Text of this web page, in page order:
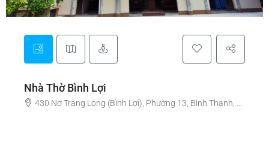
Nhà Thờ Bình Lợi
430 Nơ Trang Long (Bình Lợi), Phường 13, Bình Thạnh, Hồ Chí Minh